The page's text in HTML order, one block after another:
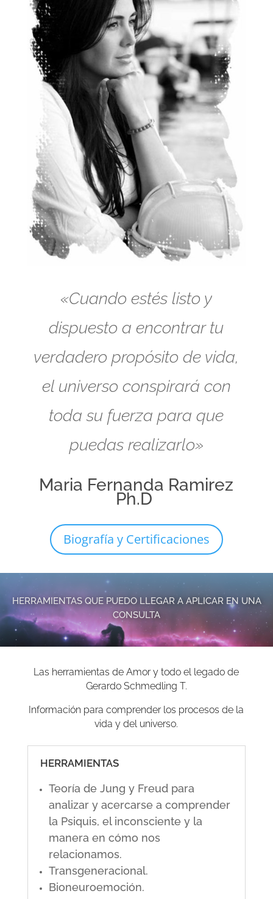
«Cuando estés listo y
dispuesto a encontrar tu
verdadero propósito de vida,
el universo conspirará con
toda su fuerza para que
puedas realizarlo»
Maria Fernanda Ramirez
Ph.D
Biografía y Certificaciones
HERRAMIENTAS QUE PUEDO LLEGAR A APLICAR EN UNA
CONSULTA
Las herramientas de Amor y todo el legado de
Gerardo Schmedling T.
Información para comprender los procesos de la
vida y del universo.
HERRAMIENTAS
Teoría de Jung y Freud para
analizar y acercarse a comprender
la Psiquis, el inconsciente y la
manera en cómo nos
relacionamos.
Transgeneracional.
Bioneuroemoción.